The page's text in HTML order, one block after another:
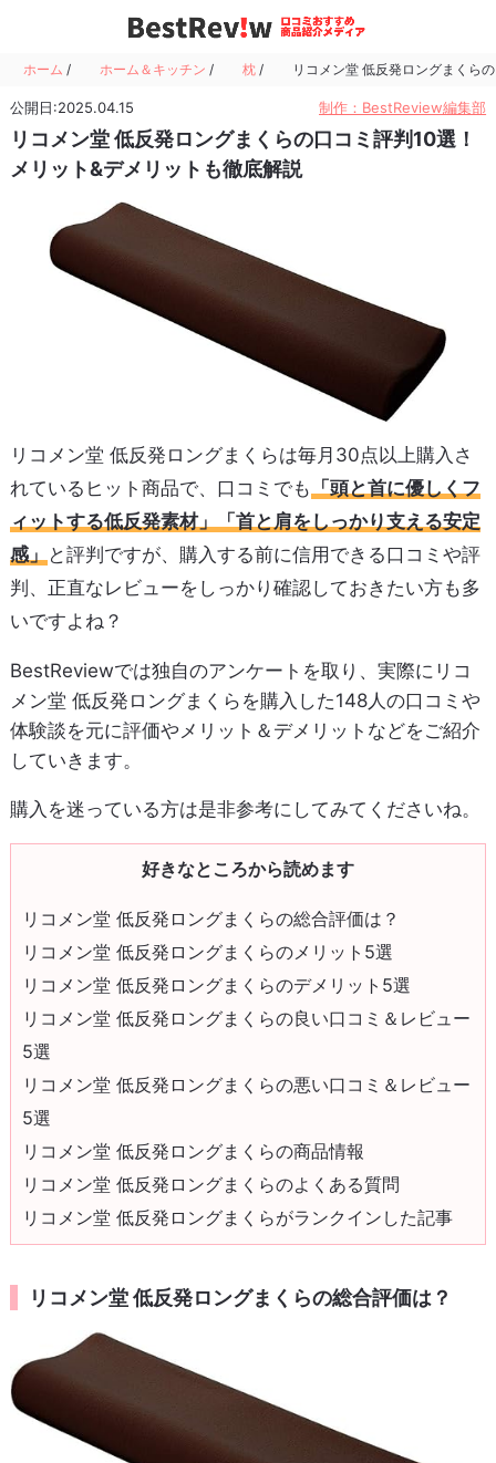
ホーム / ホーム＆キッチン / 枕 / リコメン堂 低反発ロングまくら
公開日:2025.04.15 制作：BestReview編集部
リコメン堂 低反発ロングまくらの口コミ評判10選！
メリット&デメリットも徹底解説
リコメン堂 低反発ロングまくらは毎月30点以上購入さ
れているヒット商品で、口コミでも「頭と首に優しくフ
ィットする低反発素材」「首と肩をしっかり支える安定
感」と評判ですが、購入する前に信用できる口コミや評
判、正直なレビューをしっかり確認しておきたい方も多
いですよね？
BestReviewでは独自のアンケートを取り、実際にリコ
メン堂 低反発ロングまくらを購入した148人の口コミや
体験談を元に評価やメリット＆デメリットなどをご紹介
していきます。
購入を迷っている方は是非参考にしてみてくださいね。
好きなところから読めます
リコメン堂 低反発ロングまくらの総合評価は？
リコメン堂 低反発ロングまくらのメリット5選
リコメン堂 低反発ロングまくらのデメリット5選
リコメン堂 低反発ロングまくらの良い口コミ＆レビュー
5選
リコメン堂 低反発ロングまくらの悪い口コミ＆レビュー
5選
リコメン堂 低反発ロングまくらの商品情報
リコメン堂 低反発ロングまくらのよくある質問
リコメン堂 低反発ロングまくらがランクインした記事
リコメン堂 低反発ロングまくらの総合評価は？